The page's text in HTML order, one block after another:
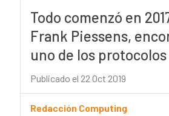
Todo comenzó en
Frank Piessens,
uno de los
Publicado el 22 Oct 2019
Redacción Computing